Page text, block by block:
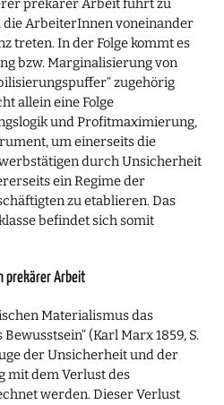
prekärer Arbeit führt zu
die ArbeiterInnen voneinander
treten. In der Folge kommt es
bzw. Marginalisierung von
zugehörig
allein eine Folge
und Profitmaximierung,
um einerseits die
durch Unsicherheit
ein Regime der
zu etablieren. Das
befindet sich somit
prekärer Arbeit
Materialismus das
(Karl Marx 1859, S.
der Unsicherheit und der
mit dem Verlust des
werden. Dieser Verlust